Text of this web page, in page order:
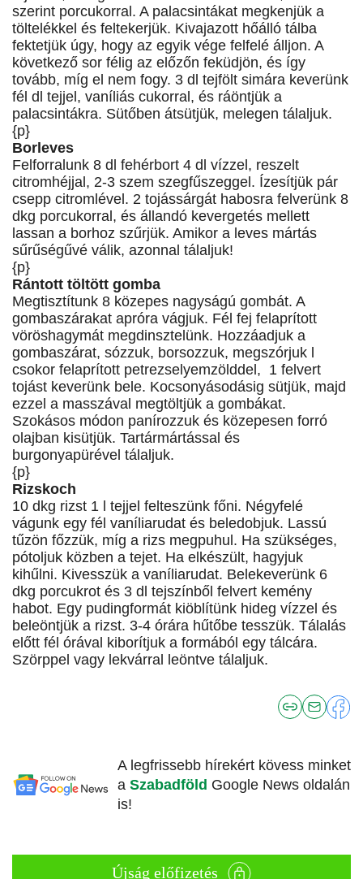
szerint porcukorral. A palacsintákat megkenjük a
töltelékkel és feltekerjük. Kivajazott hőálló tálba
fektetjük úgy, hogy az egyik vége felfelé álljon. A
következő sor félig az előzőn feküdjön, és így
tovább, míg el nem fogy. 3 dl tejfölt simára keverünk
fél dl tejjel, vaníliás cukorral, és ráöntjük a
palacsintákra. Sütőben átsütjük, melegen tálaljuk.
{p}
Borleves
Felforralunk 8 dl fehérbort 4 dl vízzel, reszelt
citromhéjjal, 2-3 szem szegfűszeggel. Ízesítjük pár
csepp citromlével. 2 tojássárgát habosra felverünk 8
dkg porcukorral, és állandó kevergetés mellett
lassan a borhoz szűrjük. Amikor a leves mártás
sűrűségűvé válik, azonnal tálaljuk!
{p}
Rántott töltött gomba
Megtisztítunk 8 közepes nagyságú gombát. A
gombaszárakat apróra vágjuk. Fél fej felaprított
vöröshagymát megdinsztelünk. Hozzáadjuk a
gombaszárat, sózzuk, borsozzuk, megszórjuk l
csokor felaprított petrezselyemzölddel, 1 felvert
tojást keverünk bele. Kocsonyásodásig sütjük, majd
ezzel a masszával megtöltjük a gombákat.
Szokásos módon panírozzuk és közepesen forró
olajban kisütjük. Tartármártással és
burgonyapürével tálaljuk.
{p}
Rizskoch
10 dkg rizst 1 l tejjel felteszünk főni. Négyfelé
vágunk egy fél vaníliarudat és beledobjuk. Lassú
tűzön főzzük, míg a rizs megpuhul. Ha szükséges,
pótoljuk közben a tejet. Ha elkészült, hagyjuk
kihűlni. Kivesszük a vaníliarudat. Belekeverünk 6
dkg porcukrot és 3 dl tejszínből felvert kemény
habot. Egy pudingformát kiöblítünk hideg vízzel és
beleöntjük a rizst. 3-4 órára hűtőbe tesszük. Tálalás
előtt fél órával kiborítjuk a formából egy tálcára.
Szörppel vagy lekvárral leöntve tálaljuk.
A legfrissebb hírekért kövess minket
a Szabadföld Google News oldalán
is!
Újság előfizetés